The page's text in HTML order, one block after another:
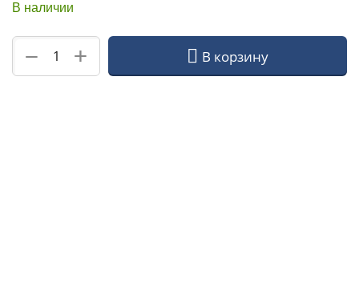
В наличии
+
− В корзину